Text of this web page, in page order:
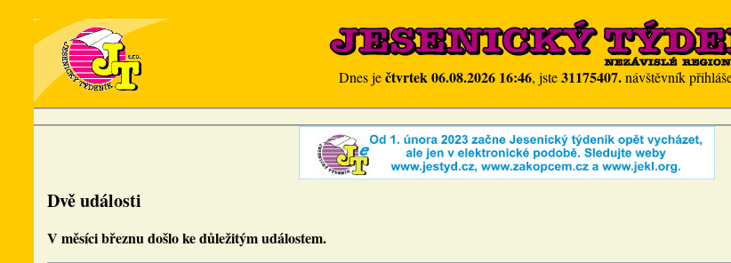
Dnes ječtvrtek 06.08.2026 16:46, jste31175407.návštěvník
Dvě události
V měsíci březnu došlo ke důležitým událostem.